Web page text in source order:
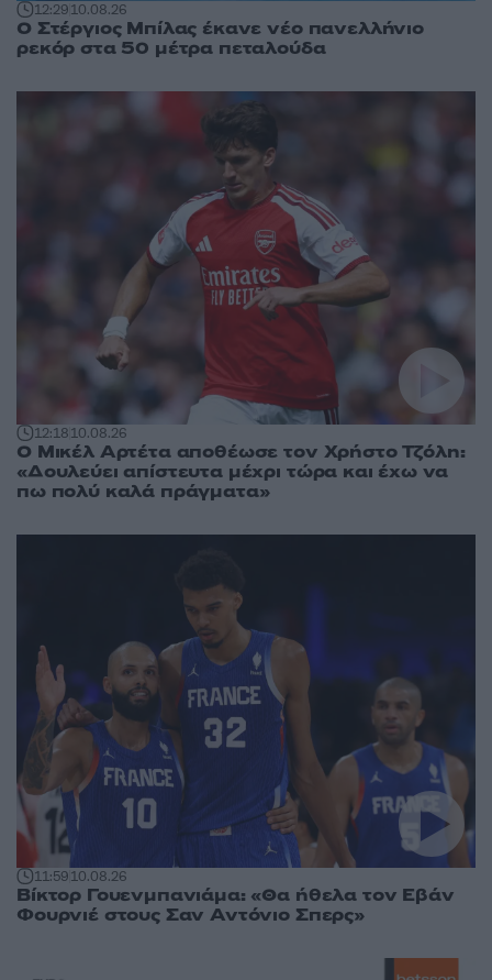
12:2910.08.26
Ο Στέργιος Μπίλας έκανε νέο πανελλήνιο
ρεκόρ στα 50 μέτρα πεταλούδα
12:1810.08.26
Ο Μικέλ Αρτέτα αποθέωσε τον Χρήστο Τζόλη:
«Δουλεύει απίστευτα μέχρι τώρα και έχω να
πω πολύ καλά πράγματα»
11:5910.08.26
Βίκτορ Γουενμπανιάμα: «Θα ήθελα τον Εβάν
Φουρνιέ στους Σαν Αντόνιο Σπερς»